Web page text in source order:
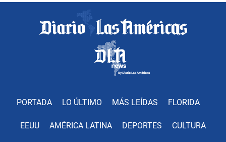
PORTADA LO ÚLTIMO MÁS LEÍDAS FLORIDA
EEUU AMÉRICA LATINA DEPORTES CULTURA